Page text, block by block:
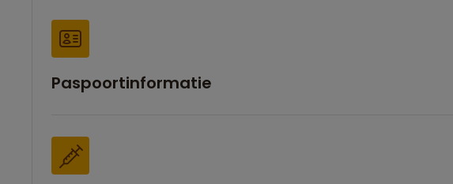
Paspoortinformatie